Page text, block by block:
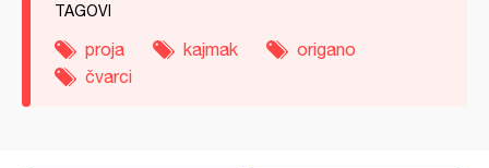
TAGOVI
proja kajmak
origano
čvarci